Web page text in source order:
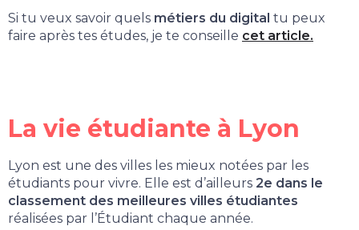
Si tu veux savoir quels métiers du digital tu peux
faire après tes études, je te conseille cet article.
La vie étudiante à Lyon
Lyon est une des villes les mieux notées par les
étudiants pour vivre. Elle est d’ailleurs 2e dans le
classement des meilleures villes étudiantes
réalisées par l’Étudiant chaque année.